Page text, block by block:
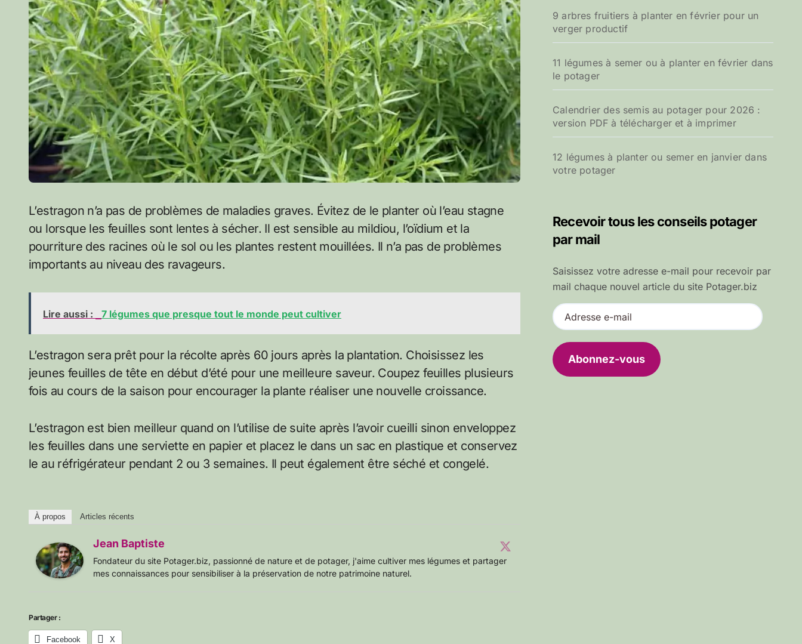
L’estragon n’a pas de problèmes de maladies graves. Évitez de le planter où l’eau stagne
ou lorsque les feuilles sont lentes à sécher. Il est sensible au mildiou, l’oïdium et la
pourriture des racines où le sol ou les plantes restent mouillées. Il n’a pas de problèmes
importants au niveau des ravageurs.
Lire aussi : 7 légumes que presque tout le monde peut cultiver
L’estragon sera prêt pour la récolte après 60 jours après la plantation. Choisissez les
jeunes feuilles de tête en début d’été pour une meilleure saveur. Coupez feuilles plusieurs
fois au cours de la saison pour encourager la plante réaliser une nouvelle croissance.
L’estragon est bien meilleur quand on l’utilise de suite après l’avoir cueilli sinon enveloppez
les feuilles dans une serviette en papier et placez le dans un sac en plastique et conservez
le au réfrigérateur pendant 2 ou 3 semaines. Il peut également être séché et congelé.
À propos Articles récents
Jean Baptiste
Fondateur du site Potager.biz, passionné de nature et de potager, j'aime cultiver mes légumes et partager
mes connaissances pour sensibiliser à la préservation de notre patrimoine naturel.
Partager :
Facebook X
9 arbres fruitiers à planter en février pour un
verger productif
11 légumes à semer ou à planter en février dans
le potager
Calendrier des semis au potager pour 2026 :
version PDF à télécharger et à imprimer
12 légumes à planter ou semer en janvier dans
votre potager
Recevoir tous les conseils potager
par mail
Saisissez votre adresse e-mail pour recevoir par
mail chaque nouvel article du site Potager.biz
A
d
e
s
Abonnez-vous